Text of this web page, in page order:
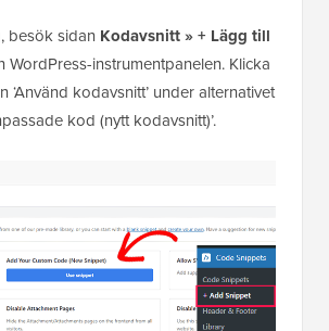
besök sidan Kodavsnitt » + Lägg till
WordPress-instrumentpanelen. Klicka
‘Använd kodavsnitt’ under alternativet
kod (nytt kodavsnitt)’.